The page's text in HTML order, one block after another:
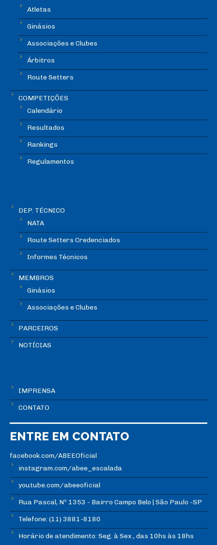
Atletas
Ginásios
Associações e Clubes
Árbitros
Route Setters
COMPETIÇÕES
Calendário
Resultados
Rankings
Regulamentos
DEP. TÉCNICO
NATA
Route Setters Credenciados
Informes Técnicos
MEMBROS
Ginásios
Associações e Clubes
PARCEIROS
NOTÍCIAS
IMPRENSA
CONTATO
ENTRE EM CONTATO
facebook.com/ABEEOficial
instagram.com/abee_escalada
youtube.com/abeeoficial
Rua Pascal, Nº 1353 - Bairro Campo Belo | São Paulo -SP
Telefone: (11) 3881-8180
Horário de atendimento: Seg. à Sex., das 10hs às 18hs